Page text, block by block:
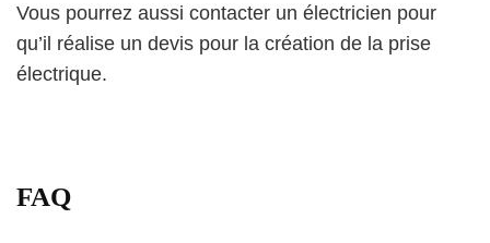
Vous pourrez aussi contacter un électricien pour
qu’il réalise un devis pour la création de la prise
électrique.
FAQ